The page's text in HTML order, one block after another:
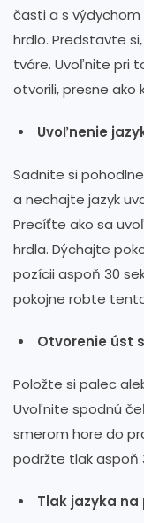
časti a s
hrdlo. Predstavte
tváre. Uvoľnite pri
otvorili, presne ako
Uvoľnenie
Sadnite si
a nechajte jazyk
Precíťte ako sa
hrdla. Dýchajte
pozícii aspoň 30
pokojne robte
Otvorenie úst
Položte si palec
Uvoľnite spodnú
smerom hore do
podržte tlak aspoň
Tlak jazyka